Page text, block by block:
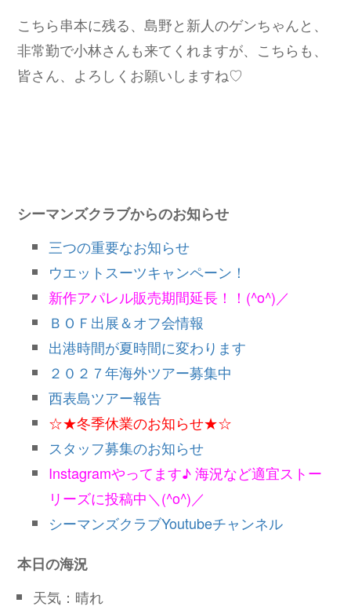
こちら串本に残る、島野と新人のゲンちゃんと、
非常勤で小林さんも来てくれますが、こちらも、
皆さん、よろしくお願いしますね♡
シーマンズクラブからのお知らせ
三つの重要なお知らせ
ウエットスーツキャンペーン！
新作アパレル販売期間延長！！(^o^)／
ＢＯＦ出展＆オフ会情報
出港時間が夏時間に変わります
２０２７年海外ツアー募集中
西表島ツアー報告
☆★冬季休業のお知らせ★☆
スタッフ募集のお知らせ
Instagramやってます♪ 海況など適宜ストー
リーズに投稿中＼(^o^)／
シーマンズクラブYoutubeチャンネル
本日の海況
天気：晴れ